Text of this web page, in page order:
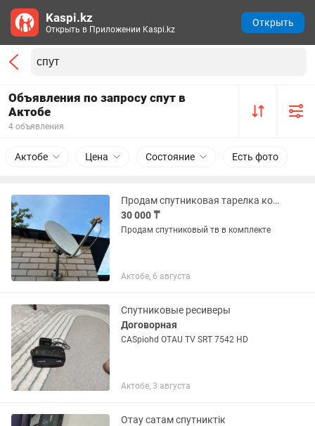
Объявления по запросу спут в
Актобе
4 объявления
Актобе Цена Состояние Есть фото
Продам спутниковая тарелка комплект б/у
30 000 ₸
Продам спутниковый тв в комплекте
Актобе, 6 августа
Спутниковые ресиверы
Договорная
CASpiohd OTAU TV SRT 7542 HD
Актобе, 3 августа
Отау сатам спутниктік
Kaspi.kz
Открыть в Приложении Kaspi.kz
Открыть